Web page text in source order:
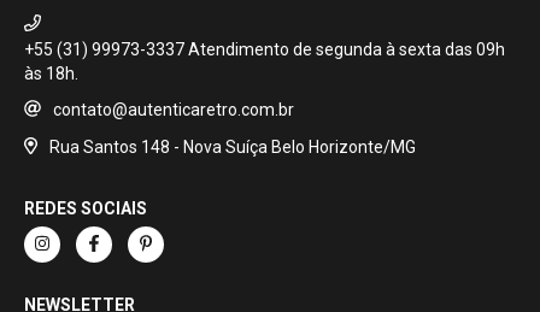
+55 (31) 99973-3337
contato@autenticaretro.com.br
Rua Santos 148 - Nova Suíça Belo Horizonte/MG
REDES SOCIAIS
NEWSLETTER